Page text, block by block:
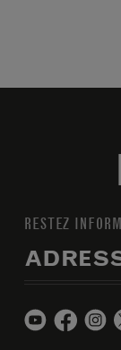
RESTEZ